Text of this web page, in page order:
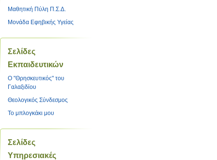
Μαθητική Πύλη Π.Σ.Δ.
Μονάδα Εφηβικής Υγείας
Σελίδες
Εκπαιδευτικών
O "Θρησκευτικός" του
Γαλαξιδίου
Θεολογικός Σύνδεσμος
Το μπλογκάκι μου
Σελίδες
Υπηρεσιακές